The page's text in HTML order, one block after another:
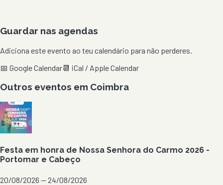
Guardar nas agendas
Adiciona este evento ao teu calendário para não perderes.
📅 Google Calendar📆 iCal / Apple Calendar
Outros eventos em Coimbra
Festa em honra de Nossa Senhora do Carmo 2026 -
Portomar e Cabeço
20/08/2026 — 24/08/2026